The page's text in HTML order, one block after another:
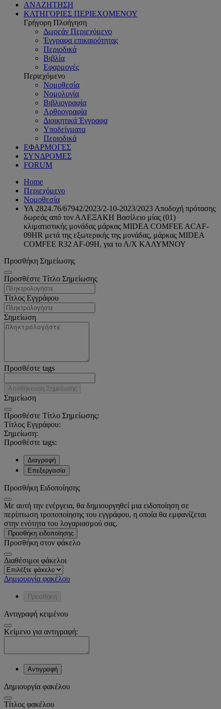
ΑΝΑΖΗΤΗΣΗ
ΚΑΤΗΓΟΡΙΕΣ ΠΕΡΙΕΧΟΜΕΝΟΥ
Γρήγορη Πλοήγηση
Δωρεάν Περιεχόμενο
Έγγραφα επικαιρότητας
Περιοδικά
Βιβλία
Εφαρμογές
Περιεχόμενο
Νομοθεσία
Νομολογία
Βιβλιογραφία
Αρθρογραφία
Διοικητικά Έγγραφα
Υποδείγματα
Περιοδικά
ΕΦΑΡΜΟΓΕΣ
ΣΥΝΔΡΟΜΕΣ
FORUM
Home
Περιεχόμενο
Νομοθεσία
ΥΑ 2824.76/67942/2023/2-10-2023/2023 Αποδοχή πρότασης
δωρεάς από τον ΑΛΕΞΑΚΗ Βασίλειο μίας (01)
κλιματιστικής μονάδας μάρκας MIDEA COMFEE ACAF-
09HR μετά της εξωτερικής της μονάδας, μάρκας MIDEA
COMFEE R32 AF-09H, για το Λ/Χ ΚΑΛΥΜΝΟΥ
Προσθήκη Σημείωσης
Προσθέστε Τίτλο Σημείωσης
Τίτλος Εγγράφου
Σημείωση
Προσθέστε tags
Αποθήκευση Σημείωσης
Σημείωση
Προσθέστε Τίτλο Σημείωσης:
Τίτλος Εγγράφου:
Σημείωση:
Προσθέστε tags:
Διαγραφή
Επεξεργασία
Προσθήκη Ειδοποίησης
Με αυτή την ενέργεια, θα δημιουργηθεί μια ειδοποίηση σε
περίπτωση τροποποίησης του εγγράφου, η οποία θα εμφανίζεται
στην ενότητα του λογαριασμού σας.
Προσθήκη ειδοποίησης
Προσθήκη στον φάκελο
Διαθέσιμοι φάκελοι
Δημιουργία φακέλου
Προσθήκη
Αντιγραφή κειμένου
Κείμενο για αντιγραφή:
Αντιγραφή
Δημιουργία φακέλου
Tίτλος φακέλου